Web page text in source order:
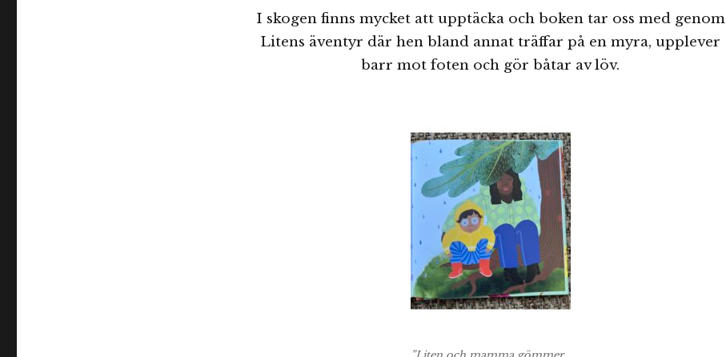
I skogen finns mycket att upptäcka och boken tar oss med genom
Litens äventyr där hen bland annat träffar på en myra, upplever
barr mot foten och gör båtar av löv.